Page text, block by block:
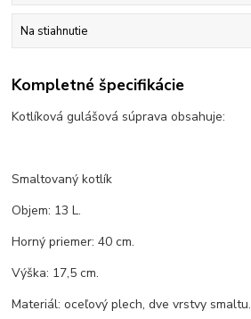
Na stiahnutie
Kompletné špecifikácie
Kotlíková gulášová súprava obsahuje:
Smaltovaný kotlík
Objem: 13 L.
Horný priemer: 40 cm.
Výška: 17,5 cm.
Materiál: oceľový plech, dve vrstvy smaltu.